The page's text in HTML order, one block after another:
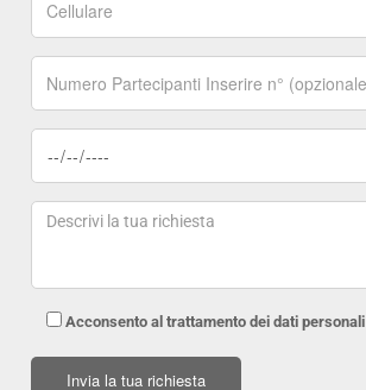
Acconsento al trattamento dei dati personali